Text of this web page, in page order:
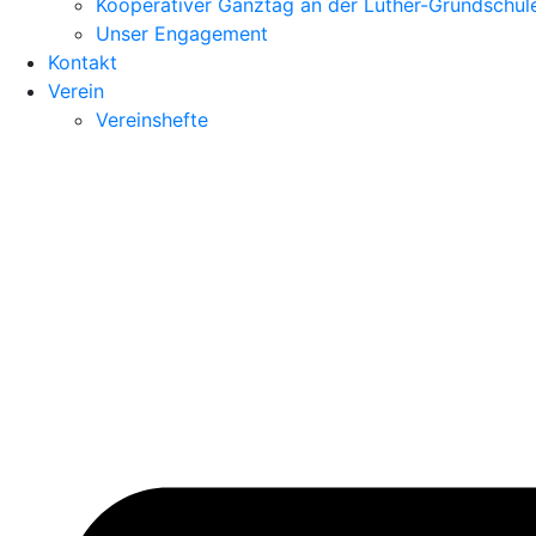
Kooperativer Ganztag an der Luther-
Unser Engagement
Kontakt
Verein
Vereinshefte